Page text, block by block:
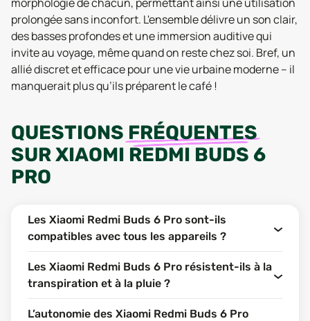
prolongée sans inconfort. L'ensemble délivre un son clair,
des basses profondes et une immersion auditive qui
invite au voyage, même quand on reste chez soi. Bref, un
allié discret et efficace pour une vie urbaine moderne – il
manquerait plus qu’ils préparent le café !
QUESTIONS FRÉQUENTES
SURXIAOMI REDMI BUDS 6
PRO
Les Xiaomi Redmi Buds 6 Pro sont-ils
compatibles avec tous les appareils ?
Les Xiaomi Redmi Buds 6 Pro résistent-ils à la
transpiration et à la pluie ?
L’autonomie des Xiaomi Redmi Buds 6 Pro